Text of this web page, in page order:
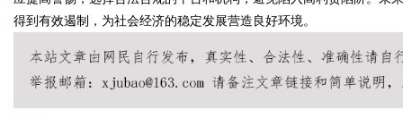
Bo
得到有效遏制，为社会经济的稳定发展营造良好环境。